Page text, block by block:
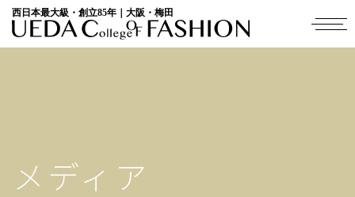
西日本最大級・創立85年｜大阪・梅田
メディア